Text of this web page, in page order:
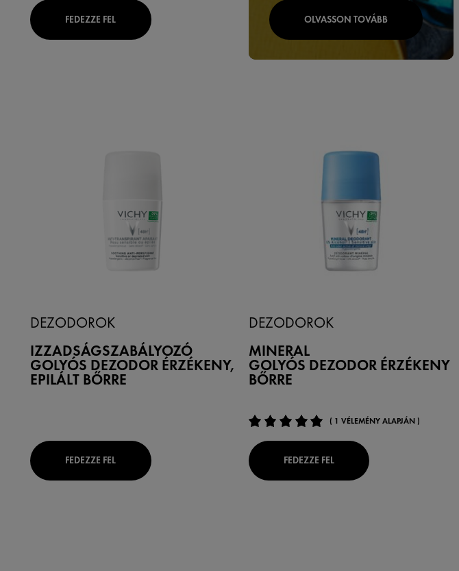
FEDEZZE FEL OLVASSON TOVÁBB
DEZODOROK
IZZADSÁGSZABÁLYOZÓ
GOLYÓS DEZODOR ÉRZÉKENY,
EPILÁLT BŐRRE
FEDEZZE FEL
DEZODOROK
MINERAL
GOLYÓS DEZODOR ÉRZÉKENY
BŐRRE
( 1 VÉLEMÉNY ALAPJÁN )
FEDEZZE FEL